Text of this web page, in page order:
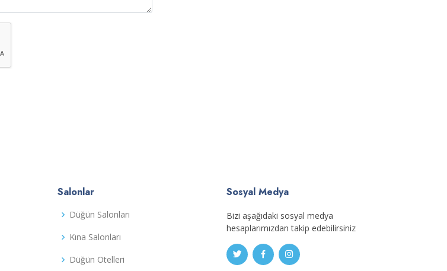
Salonlar
Düğün Salonları
Kına Salonları
Düğün Otelleri
Sosyal Medya
Bizi aşağıdaki sosyal medya
hesaplarımızdan takip edebilirsiniz